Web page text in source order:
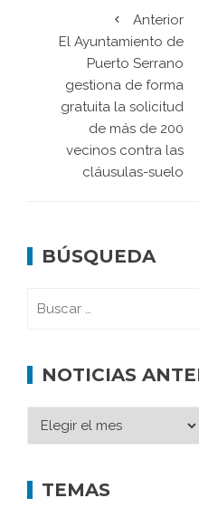
Anterior
El Ayuntamiento de
Puerto Serrano
gestiona de forma
gratuita la solicitud
de más de 200
vecinos contra las
cláusulas-suelo
BÚSQUEDA
NOTICIAS
TEMAS